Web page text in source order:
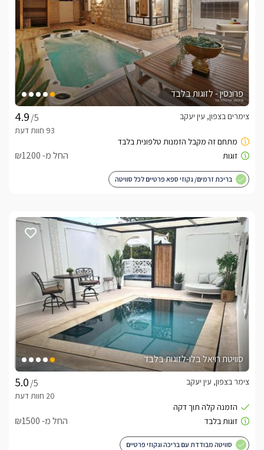
פרונסין - לזוגות בלבד
/5
צימרים בצפון, עין יעקב
החל מ- ₪1200
בריכת זרמים/ גקוזי ספא פרטיים לכל סוויטה
סוויטת רויאל בלו-לזוגות בלבד
/5
צימר בצפון, עין יעקב
החל מ- ₪1500
סוויטה מבודדת עם בריכה וגקוזי פרטיים